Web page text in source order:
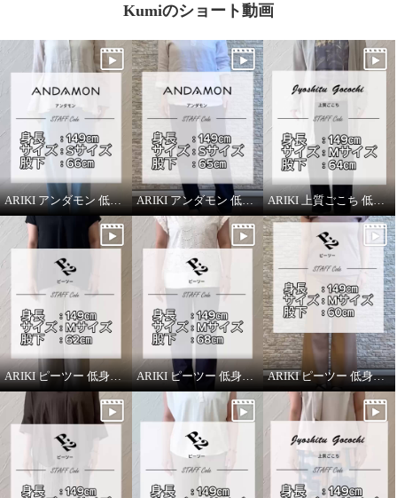
Kumiのショート動画
ARIKI アンダモン 低身長スタッフがはいてみました！ ARIKI アンダモン 低身長スタッフがはいてみました！ ARIKI 上質ごこち 低身長スタッフがはいてみました！
ARIKI ピーツー 低身長スタッフがはいてみました！ ARIKI ピーツー 低身長スタッフがはいてみました！ ARIKI ピーツー 低身長スタッフがはいてみました！